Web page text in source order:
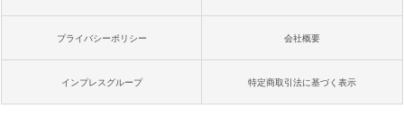
プライバシーポリシー 会社概要
インプレスグループ 特定商取引法に基づく表示